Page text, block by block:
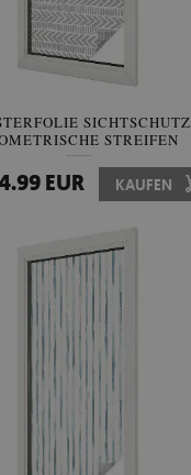
SICHTSCHUTZ
STREIFEN
EUR KAUFEN